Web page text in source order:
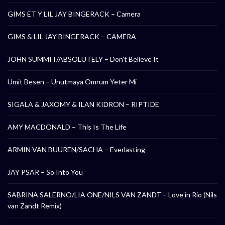
GIMS ET Y LIL JAY BINGERACK – Camera
GIMS & LIL JAY BINGERACK – CAMERA
JOHN SUMMIT/ABSOLUTELY – Don’t Believe It
Umit Besen – Unutmaya Omrum Yeter Mi
SIGALA & JAXOMY & ILAN KIDRON – RIPTIDE
AMY MACDONALD – This Is The Life
ARMIN VAN BUUREN/SACHA – Everlasting
JAY PSAR – So Into You
SABRINA SALERNO/LIA ONE/NILS VAN ZANDT – Love in Rio (Nils
van Zandt Remix)